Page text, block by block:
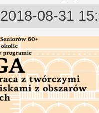
2018-08-31